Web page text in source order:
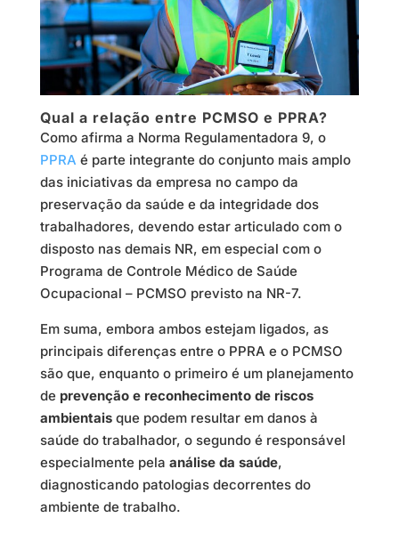
Qual a relação entre PCMSO e PPRA?
Como afirma a Norma Regulamentadora 9, o
PPRA é parte integrante do conjunto mais amplo
das iniciativas da empresa no campo da
preservação da saúde e da integridade dos
trabalhadores, devendo estar articulado com o
disposto nas demais NR, em especial com o
Programa de Controle Médico de Saúde
Ocupacional – PCMSO previsto na NR-7.
Em suma, embora ambos estejam ligados, as
principais diferenças entre o PPRA e o PCMSO
são que, enquanto o primeiro é um planejamento
de prevenção e reconhecimento de riscos
ambientaisque podem resultar em danos à
saúde do trabalhador, o segundo é responsável
especialmente pela análise da saúde,
diagnosticando patologias decorrentes do
ambiente de trabalho.